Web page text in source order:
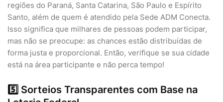
regiões do Paraná, Santa Catarina, São Paulo e Espírito
Santo, além de quem é atendido pela Sede ADM Conecta.
Isso significa que milhares de pessoas podem participar,
mas não se preocupe: as chances estão distribuídas de
forma justa e proporcional. Então, verifique se sua cidade
está na área participante e não perca tempo!
5️⃣ Sorteios Transparentes com Base na